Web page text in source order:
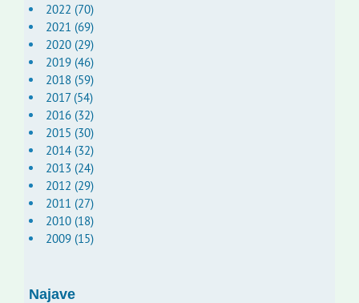
2022 (70)
2021 (69)
2020 (29)
2019 (46)
2018 (59)
2017 (54)
2016 (32)
2015 (30)
2014 (32)
2013 (24)
2012 (29)
2011 (27)
2010 (18)
2009 (15)
Najave